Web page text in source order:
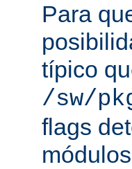
Para
típico
/sw/
flags